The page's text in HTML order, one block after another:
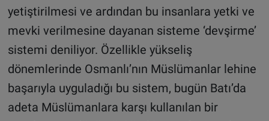
yetiştirilmesi ve ardından bu insanlara yetki ve
mevki verilmesine dayanan sisteme ‘devşirme’
sistemi deniliyor. Özellikle yükseliş
dönemlerinde Osmanlı’nın Müslümanlar lehine
başarıyla uyguladığı bu sistem, bugün Batı’da
adeta Müslümanlara karşı kullanılan bir